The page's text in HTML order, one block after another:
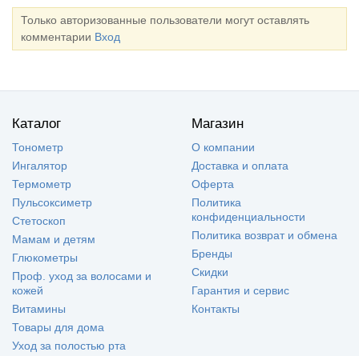
Только авторизованные пользователи могут оставлять
комментарии Вход
Каталог
Тонометр
Ингалятор
Термометр
Пульсоксиметр
Стетоскоп
Мамам и детям
Глюкометры
Проф. уход за волосами и
кожей
Витамины
Товары для дома
Уход за полостью рта
Магазин
О компании
Доставка и оплата
Оферта
Политика
конфиденциальности
Политика возврат и обмена
Бренды
Скидки
Гарантия и сервис
Контакты